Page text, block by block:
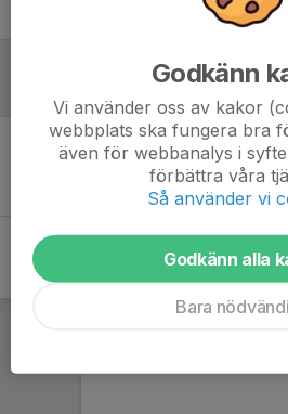
Inför match
Inget skrivet
Godkänn
Vi använder oss av kakor
webbplats ska fungera bra
även för webbanalys i
förbättra våra
Så använder vi
Godkänn alla
Bara